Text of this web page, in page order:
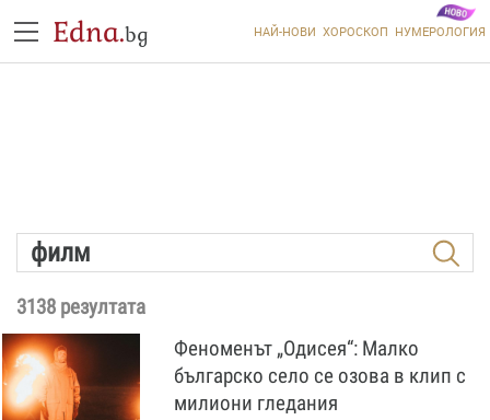
Edna.bg НАЙ-НОВИ ХОРОСКОП НУМЕРОЛОГИЯ
3138 резултата
Феноменът „Одисея“: Малко
българско село се озова в клип с
милиони гледания